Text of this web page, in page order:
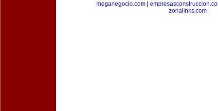
meganegocio.com|
zonalinks.com